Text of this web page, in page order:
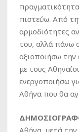
πιστεύω. Από
αρμοδιότητες
του, αλλά πάνω
αξιοποιήσω την
με τους
ενεργοποιήσω
Αθήνα που θα